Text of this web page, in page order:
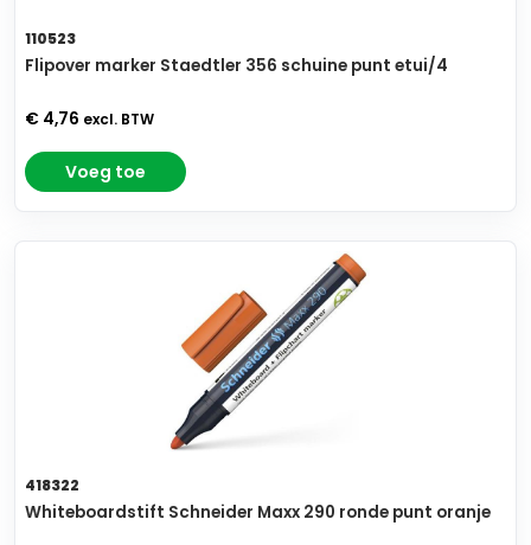
110523
Flipover marker Staedtler 356 schuine punt etui/4
€ 4,76 excl. BTW
Voeg toe
418322
Whiteboardstift Schneider Maxx 290 ronde punt oranje